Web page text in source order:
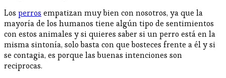
Los perros empatizan muy bien con nosotros, ya que la
mayoría de los humanos tiene algún tipo de sentimientos
con estos animales y si quieres saber si un perro está en la
misma sintonía, solo basta con que bosteces frente a él y si
se contagia, es porque las buenas intenciones son
reciprocas.